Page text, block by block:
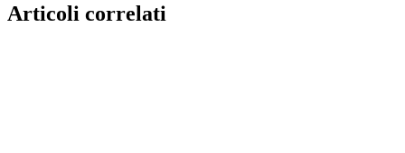
Articoli correlati